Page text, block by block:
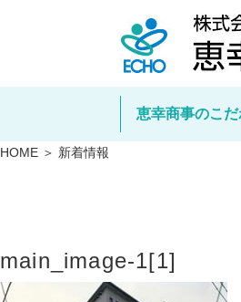
恵幸商事のこだ
HOME ＞ 新着情報
main_image-1[1]